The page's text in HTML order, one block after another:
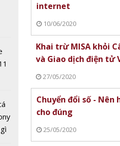
internet
10/06/2020
Khai trừ MISA khỏi
và Giao dịch điện tử
27/05/2020
Chuyển đổi số - Nên
cho đúng
25/05/2020